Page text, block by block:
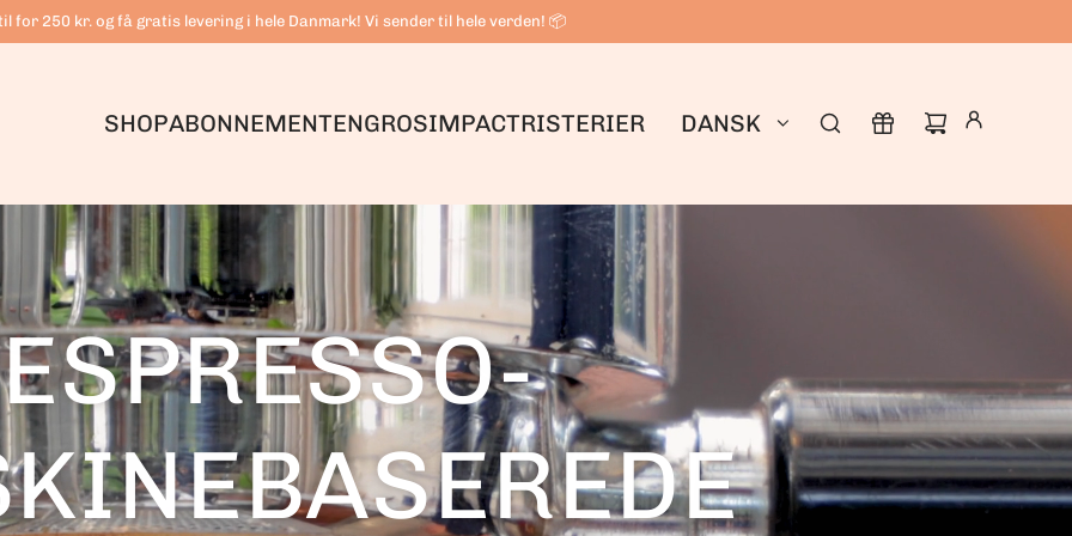
for 250 kr. og få gratis levering i hele Danmark! Vi sender til hele verden! 📦
SHOPABONNEMENTENGROSIMPACTRISTERIER DANSK
ESPRESSO-